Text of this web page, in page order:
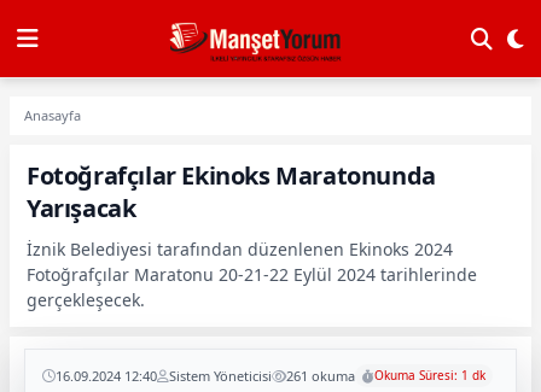
Anasayfa
Fotoğrafçılar Ekinoks Maratonunda
Yarışacak
İznik Belediyesi tarafından düzenlenen Ekinoks 2024
Fotoğrafçılar Maratonu 20-21-22 Eylül 2024 tarihlerinde
gerçekleşecek.
16.09.2024 12:40 Sistem Yöneticisi 261 okuma Okuma Süresi: 1 dk